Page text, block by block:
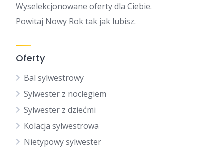
Wyselekcjonowane oferty dla Ciebie.
Powitaj Nowy Rok tak jak lubisz.
Oferty
Bal sylwestrowy
Sylwester z noclegiem
Sylwester z dziećmi
Kolacja sylwestrowa
Nietypowy sylwester